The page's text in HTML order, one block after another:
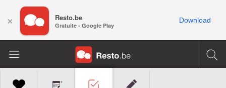
× Resto.be
Gratuite - Google Play
Download